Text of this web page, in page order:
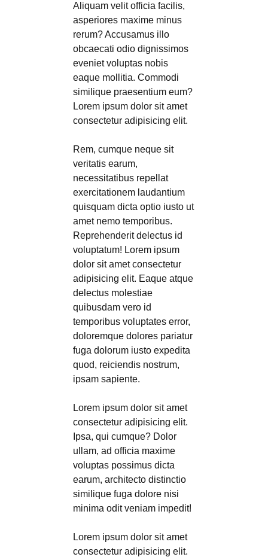
Aliquam velit officia facilis,
asperiores maxime minus
rerum? Accusamus illo
obcaecati odio dignissimos
eveniet voluptas nobis
eaque mollitia. Commodi
similique praesentium eum?
Lorem ipsum dolor sit amet
consectetur adipisicing elit.
Rem, cumque neque sit
veritatis earum,
necessitatibus repellat
exercitationem laudantium
quisquam dicta optio iusto ut
amet nemo temporibus.
Reprehenderit delectus id
voluptatum! Lorem ipsum
dolor sit amet consectetur
adipisicing elit. Eaque atque
delectus molestiae
quibusdam vero id
temporibus voluptates error,
doloremque dolores pariatur
fuga dolorum iusto expedita
quod, reiciendis nostrum,
ipsam sapiente.
Lorem ipsum dolor sit amet
consectetur adipisicing elit.
Ipsa, qui cumque? Dolor
ullam, ad officia maxime
voluptas possimus dicta
earum, architecto distinctio
similique fuga dolore nisi
minima odit veniam impedit!
Lorem ipsum dolor sit amet
consectetur adipisicing elit.